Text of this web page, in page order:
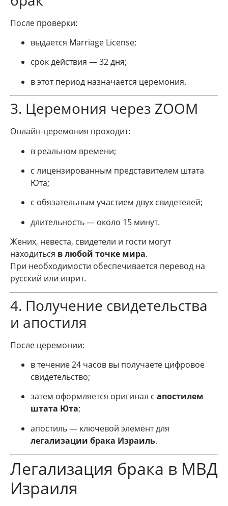
После проверки:
выдается Marriage License;
срок действия — 32 дня;
в этот период назначается церемония.
3. Церемония через ZOOM
Онлайн-церемония проходит:
в реальном времени;
с лицензированным представителем штата
Юта;
с обязательным участием двух свидетелей;
длительность — около 15 минут.
Жених, невеста, свидетели и гости могут
находиться в любой точке мира.
При необходимости обеспечивается перевод на
русский или иврит.
4. Получение свидетельства
и апостиля
После церемонии:
в течение 24 часов вы получаете цифровое
свидетельство;
затем оформляется оригинал с апостилем
штата Юта;
апостиль — ключевой элемент для
легализации брака Израиль.
Легализация брака в МВД
Израиля